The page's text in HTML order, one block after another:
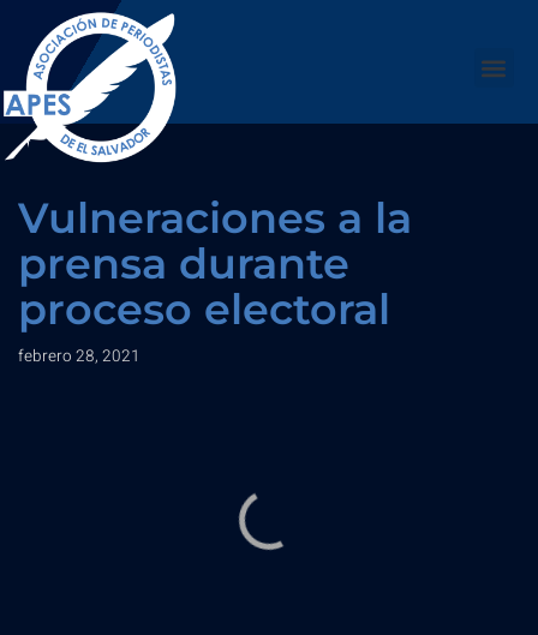
Saltar
al
contenido
Vulneraciones a la
prensa durante
proceso electoral
febrero 28, 2021